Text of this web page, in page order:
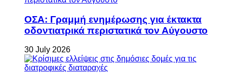
ΟΣΑ: Γραμμή ενημέρωσης για έκτακτα
οδοντιατρικά περιστατικά τον Αύγουστο
30 July 2026